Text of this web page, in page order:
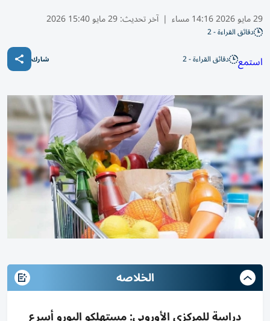
29 مايو 2026 14:16 مساء | آخر تحديث:29 مايو 15:40 2026
دقائق القراءة - 2
استمع دقائق القراءة - 2 شارك
الخلاصه